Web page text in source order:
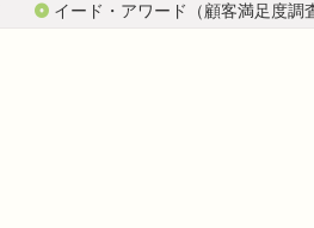
イード・アワード（顧客満足度調